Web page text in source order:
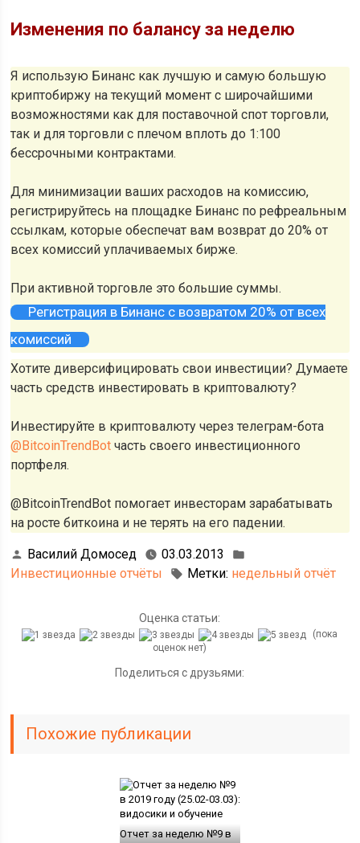
Изменения по балансу за неделю
Я использую Бинанс как лучшую и самую большую
криптобиржу на текущий момент с широчайшими
возможностями как для поставочной спот торговли,
так и для торговли с плечом вплоть до 1:100
бессрочными контрактами.
Для минимизации ваших расходов на комиссию,
регистрируйтесь на площадке Бинанс по рефреальным
ссылкам, которые обеспечат вам возврат до 20% от
всех комиссий уплачиваемых бирже.
При активной торговле это большие суммы.
Регистрация в Бинанс с возвратом 20% от всех
комиссий
Хотите диверсифицировать свои инвестиции? Думаете
часть средств инвестировать в криптовалюту?
Инвестируйте в криптовалюту через телеграм-бота
@BitcoinTrendBot часть своего инвестиционного
портфеля.
@BitcoinTrendBot помогает инвесторам зарабатывать
на росте биткоина и не терять на его падении.
Василий Домосед
03.03.2013
Инвестиционные отчёты
Метки: недельный отчёт
Оценка статьи:
(пока
оценок нет)
Поделиться с друзьями:
Похожие публикации
Отчет за неделю №9 в